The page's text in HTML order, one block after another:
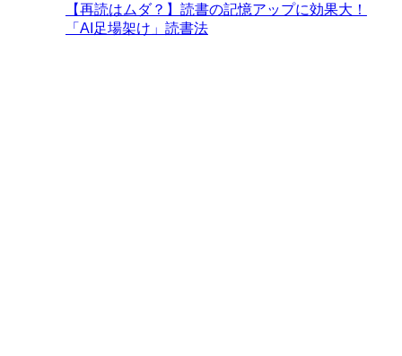
【再読はムダ？】読書の記憶アップに効果大！
「AI足場架け」読書法